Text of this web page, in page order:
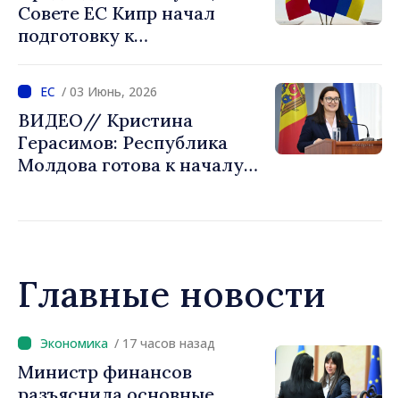
Совете ЕС Кипр начал
подготовку к
Кластера 1 в переговорах о
вступлении с Республикой
Молдова и Украиной
/ 03 Июнь, 2026
ВИДЕО// Кристина
Герасимов: Республика
Молдова готова к началу
Главные новости
/ 17 часов назад
Премьер-министр Василе